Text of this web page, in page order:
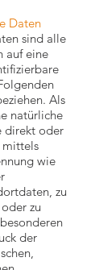
Daten
sind alle
auf eine
Als
natürliche
direkt oder
mittels
wie
zu
zu
der